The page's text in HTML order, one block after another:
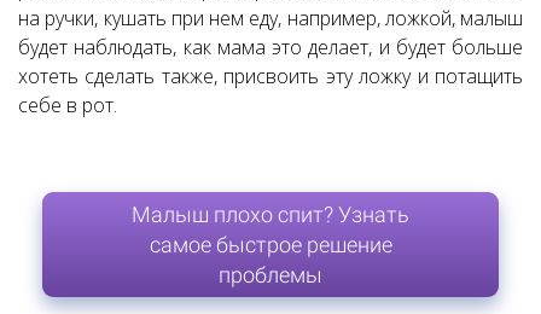
на ручки, кушать при нем еду, например, ложкой, малыш
будет наблюдать, как мама это делает, и будет больше
хотеть сделать также, присвоить эту ложку и потащить
себе в рот.
Малыш плохо спит? Узнать
самое быстрое решение
проблемы